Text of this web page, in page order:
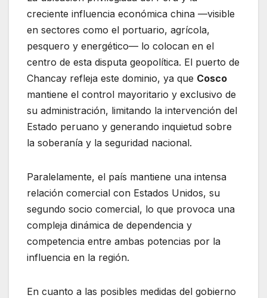
creciente influencia económica china —visible
en sectores como el portuario, agrícola,
pesquero y energético— lo colocan en el
centro de esta disputa geopolítica. El puerto de
Chancay refleja este dominio, ya que Cosco
mantiene el control mayoritario y exclusivo de
su administración, limitando la intervención del
Estado peruano y generando inquietud sobre
la soberanía y la seguridad nacional.
Paralelamente, el país mantiene una intensa
relación comercial con Estados Unidos, su
segundo socio comercial, lo que provoca una
compleja dinámica de dependencia y
competencia entre ambas potencias por la
influencia en la región.
En cuanto a las posibles medidas del gobierno